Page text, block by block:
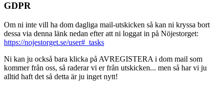
GDPR
Om ni inte vill ha dom dagliga mail-utskicken så kan ni kryssa bort
dessa via denna länk nedan efter att ni loggat in på Nöjestorget:
https://nojestorget.se/user#_tasks
Ni kan ju också bara klicka på AVREGISTERA i dom mail som
kommer från oss, så raderar vi er från utskicken... men så har vi ju
alltid haft det så detta är ju inget nytt!